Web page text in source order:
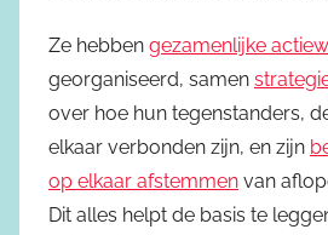
Ze hebben gezamenlijke
georganiseerd, samen
over hoe hun tegenstanders,
elkaar verbonden zijn, en zijn
op elkaar afstemmen van
Dit alles helpt de basis te